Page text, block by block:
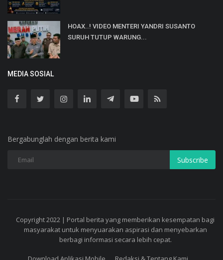
HOAX..! VIDEO MENTERI YANDRI SUSANTO
SURUH TUTUP WARUNG...
MEDIA SOSIAL
Bergabunglah dengan berita kami
Subscribe
Copyright 2022 | Portal berita yang memberikan kesempatan bagi
masyarakat untuk menyuarakan aspirasi dan menyebarkan
berbagi informasi secara lebih cepat.